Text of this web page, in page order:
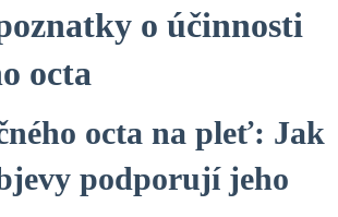
o účinnosti
octa
octa na pleť: Jak
podporují jeho